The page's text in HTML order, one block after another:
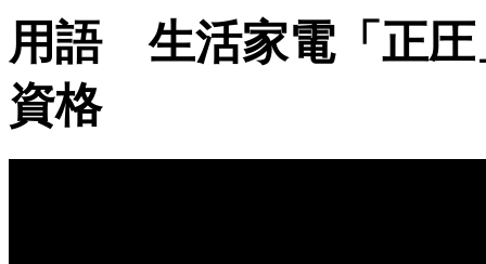
用語 生活家電「正圧
資格